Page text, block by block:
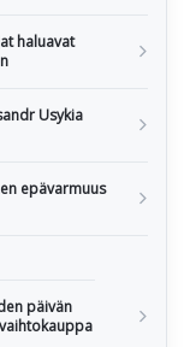
haluavat
Usykia
epävarmuus
päivän